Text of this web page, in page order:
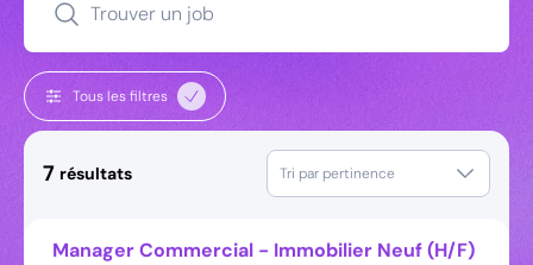
Trouver un job
Tous les filtres
7 résultats Tri par pertinence
Manager Commercial - Immobilier Neuf (H/F)